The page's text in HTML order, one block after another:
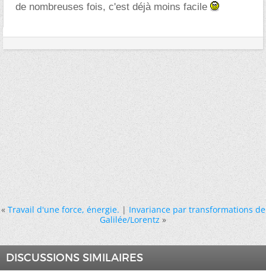
de nombreuses fois, c'est déjà moins facile
« Travail d'une force, énergie.|Invariance par transformations de
Galilée/Lorentz »
DISCUSSIONS SIMILAIRES